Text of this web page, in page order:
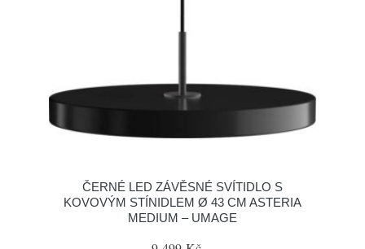
ČERNÉ LED ZÁVĚSNÉ SVÍTIDLO S
KOVOVÝM STÍNIDLEM Ø 43 CM ASTERIA
MEDIUM – UMAGE